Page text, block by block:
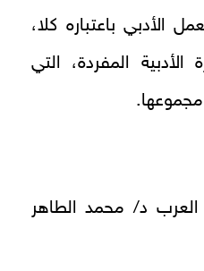
الأدبي باعتباره كلا،
المفردة، التي
العرب د/ محمد الطاهر